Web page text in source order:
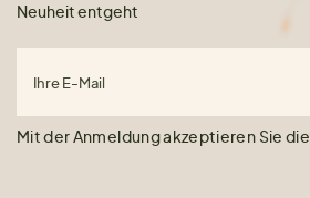
Neuheit entgeht
Ihre E-Mail
Mit der Anmeldung akzeptieren Sie die